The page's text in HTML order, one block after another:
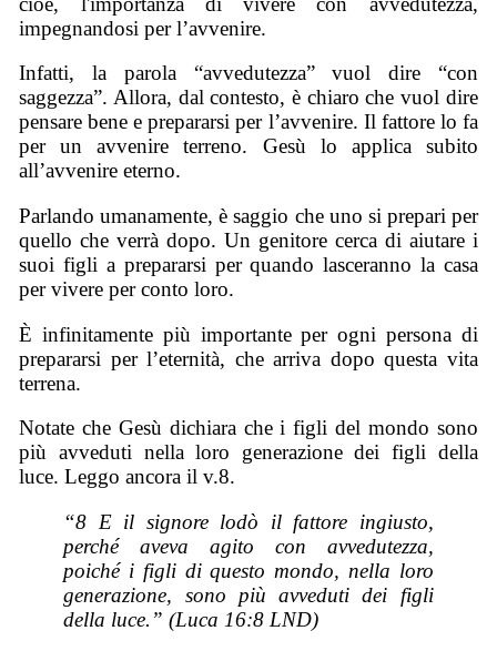
impegnandosi per l’avvenire.
Infatti, la parola “avvedutezza” vuol dire “con
saggezza”. Allora, dal contesto, è chiaro che vuol dire
pensare bene e prepararsi per l’avvenire. Il fattore lo fa
per un avvenire terreno. Gesù lo applica subito
all’avvenire eterno.
Parlando umanamente, è saggio che uno si prepari per
quello che verrà dopo. Un genitore cerca di aiutare i
suoi figli a prepararsi per quando lasceranno la casa
per vivere per conto loro.
È infinitamente più importante per ogni persona di
prepararsi per l’eternità, che arriva dopo questa vita
terrena.
Notate che Gesù dichiara che i figli del mondo sono
più avveduti nella loro generazione dei figli della
luce. Leggo ancora il v.8.
“8 E il signore lodò il fattore ingiusto,
perché aveva agito con avvedutezza,
poiché i figli di questo mondo, nella loro
generazione, sono più avveduti dei figli
della luce.” (Luca 16:8 LND)